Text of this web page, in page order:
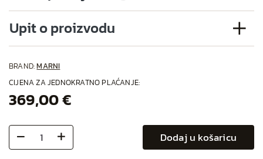
Upit o proizvodu
BRAND:MARNI
CIJENA ZA JEDNOKRATNO PLAĆANJE:
369,00 €
Dodaj u košaricu